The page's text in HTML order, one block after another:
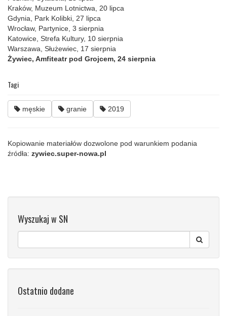
Kraków, Muzeum Lotnictwa, 20 lipca
Gdynia, Park Kolibki, 27 lipca
Wrocław, Partynice, 3 sierpnia
Katowice, Strefa Kultury, 10 sierpnia
Warszawa, Służewiec, 17 sierpnia
Żywiec, Amfiteatr pod Grojcem, 24 sierpnia
Tagi
męskie granie 2019
Kopiowanie materiałów dozwolone pod warunkiem podania
źródła: zywiec.super-nowa.pl
Wyszukaj w SN
Ostatnio dodane